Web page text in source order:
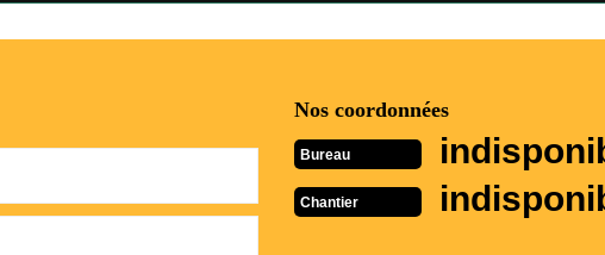
Nos coordonnées
Bureau
Chantier